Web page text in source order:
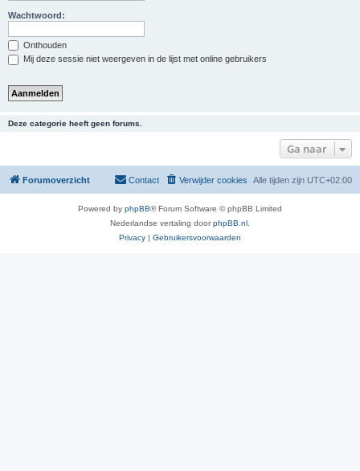
Wachtwoord:
Onthouden
Mij deze sessie niet weergeven in de lijst met online gebruikers
Deze categorie heeft geen forums.
Ga naar
Forumoverzicht Alle tijden zijn UTC+02:00
Verwijder cookies
Contact
Powered by phpBB® Forum Software © phpBB Limited
Nederlandse vertaling doorphpBB.nl
Privacy | Gebruikersvoorwaarden